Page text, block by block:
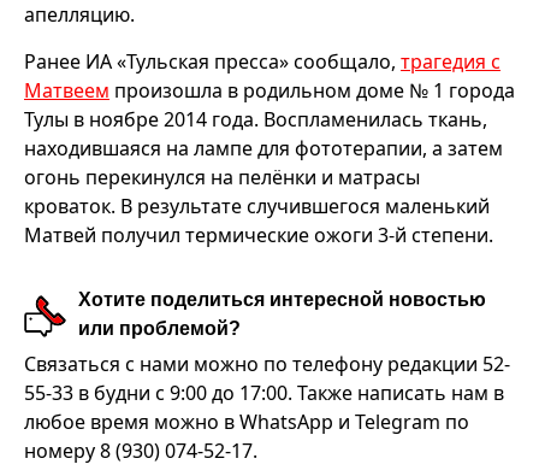
апелляцию.
Ранее ИА «Тульская пресса» сообщало, трагедия с
Матвеем произошла в родильном доме № 1 города
Тулы в ноябре 2014 года. Воспламенилась ткань,
находившаяся на лампе для фототерапии, а затем
огонь перекинулся на пелёнки и матрасы
кроваток. В результате случившегося маленький
Матвей получил термические ожоги 3-й степени.
Хотите поделиться интересной новостью
или проблемой?
Связаться с нами можно по телефону редакции 52-
55-33 в будни с 9:00 до 17:00. Также написать нам в
любое время можно в WhatsApp и Telegram по
номеру 8 (930) 074-52-17.